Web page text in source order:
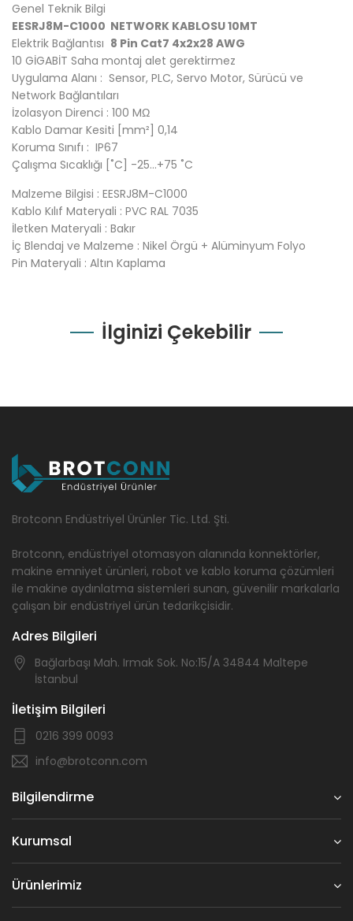
Genel Teknik Bilgi
EESRJ8M-C1000 NETWORK KABLOSU 10MT
Elektrik Bağlantısı 8 Pin Cat7 4x2x28 AWG
10 GİGABİT Saha montaj alet gerektirmez
Uygulama Alanı : Sensor, PLC, Servo Motor, Sürücü ve
Network Bağlantıları
İzolasyon Direnci : 100 MΩ
Kablo Damar Kesiti [mm²] 0,14
Koruma Sınıfı : IP67
Çalışma Sıcaklığı [˚C] -25…+75 ˚C
Malzeme Bilgisi : EESRJ8M-C1000
Kablo Kılıf Materyali : PVC RAL 7035
İletken Materyali : Bakır
İç Blendaj ve Malzeme : Nikel Örgü + Alüminyum Folyo
Pin Materyali : Altın Kaplama
İlginizi Çekebilir
Brotconn Endüstriyel Ürünler Tic. Ltd. Şti.
Brotconn, endüstriyel otomasyon alanında konnektörler,
makine emniyet ürünleri, robot ve kablo koruma çözümleri
ile makine aydınlatma sistemleri sunan, güvenilir markalarla
çalışan bir endüstriyel ürün tedarikçisidir.
Adres Bilgileri
Bağlarbaşı Mah. Irmak Sok. No:15/A 34844 Maltepe
İstanbul
İletişim Bilgileri
0216 399 0093
info@brotconn.com
Bilgilendirme
Kurumsal
Ürünlerimiz